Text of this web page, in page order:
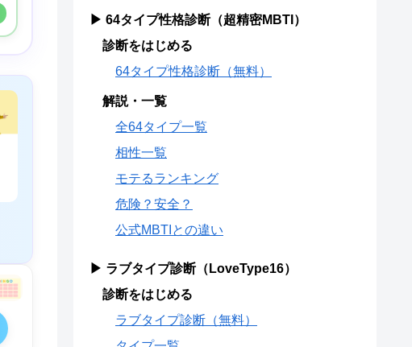
▶ 64タイプ性格診断（超精密MBTI）
診断をはじめる
64タイプ性格診断（無料）
解説・一覧
全64タイプ一覧
相性一覧
モテるランキング
危険？安全？
公式MBTIとの違い
▶ ラブタイプ診断（LoveType16）
診断をはじめる
ラブタイプ診断（無料）